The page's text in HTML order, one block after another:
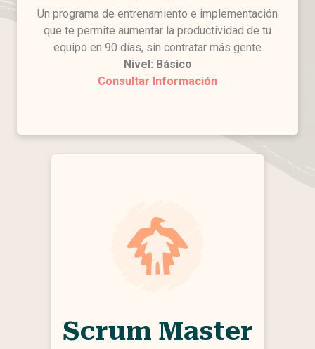
Un programa de entrenamiento e implementación
que te permite aumentar la productividad de tu
equipo en 90 días, sin contratar más gente
Nivel: Básico
Consultar Información
Scrum Master